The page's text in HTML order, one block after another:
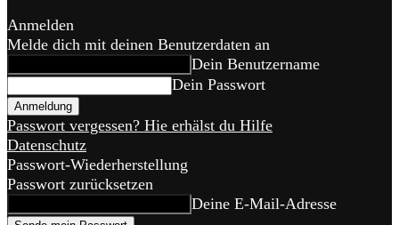
Anmelden
Melde dich mit deinen Benutzerdaten an
Dein Benutzername
Dein Passwort
Passwort vergessen? Hie erhälst du Hilfe
Datenschutz
Passwort-Wiederherstellung
Passwort zurücksetzen
Deine E-Mail-Adresse